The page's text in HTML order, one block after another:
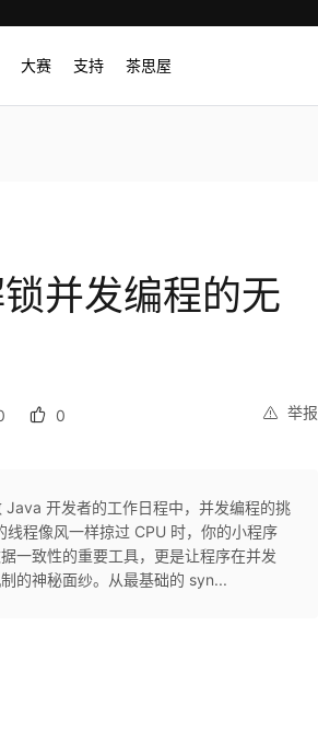
大赛 支持 茶思屋
并发编程的无
举报
0
Java 开发者的工作日程中，并发编程的挑
程像风一样掠过 CPU 时，你的小程序
一致性的重要工具，更是让程序在并发
的神秘面纱。从最基础的 syn...